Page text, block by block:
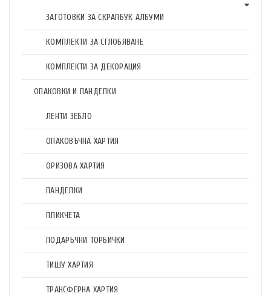
ЗАГОТОВКИ ЗА СКРАПБУК АЛБУМИ
КОМПЛЕКТИ ЗА СГЛОБЯВАНЕ
КОМПЛЕКТИ ЗА ДЕКОРАЦИЯ
ОПАКОВКИ И ПАНДЕЛКИ
ЛЕНТИ ЗЕБЛО
ОПАКОВЪЧНА ХАРТИЯ
ОРИЗОВА ХАРТИЯ
ПАНДЕЛКИ
ПЛИКЧЕТА
ПОДАРЪЧНИ ТОРБИЧКИ
ТИШУ ХАРТИЯ
ТРАНСФЕРНА ХАРТИЯ